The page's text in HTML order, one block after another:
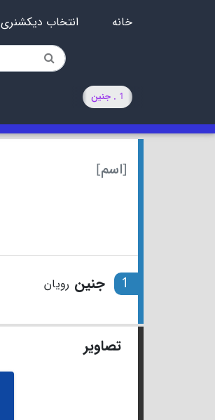
خانه انتخاب دیکشنری
1 . جنین
[اسم]
1 جنین رویان
تصاویر